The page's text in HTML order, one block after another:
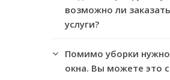
возможно ли
услуги?
Помимо уборки
окна. Вы можете это